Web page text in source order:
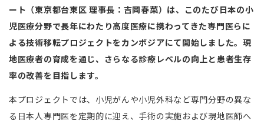
ート（東京都台東区 理事長：吉岡春菜）は、このたび日本の小
児医療分野で長年にわたり高度医療に携わってきた専門医らに
よる技術移転プロジェクトをカンボジアにて開始しました。現
地医療者の育成を通じ、さらなる診療レベルの向上と患者生存
率の改善を目指します。
本プロジェクトでは、小児がんや小児外科など専門分野の異な
る日本人専門医を定期的に迎え、手術の実施および現地医師へ